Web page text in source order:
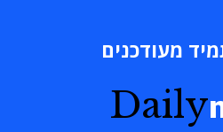
מעודכנים
Daily